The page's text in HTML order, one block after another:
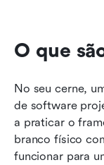
O que
No seu cerne,
de software
a praticar o
branco físico
funcionar para